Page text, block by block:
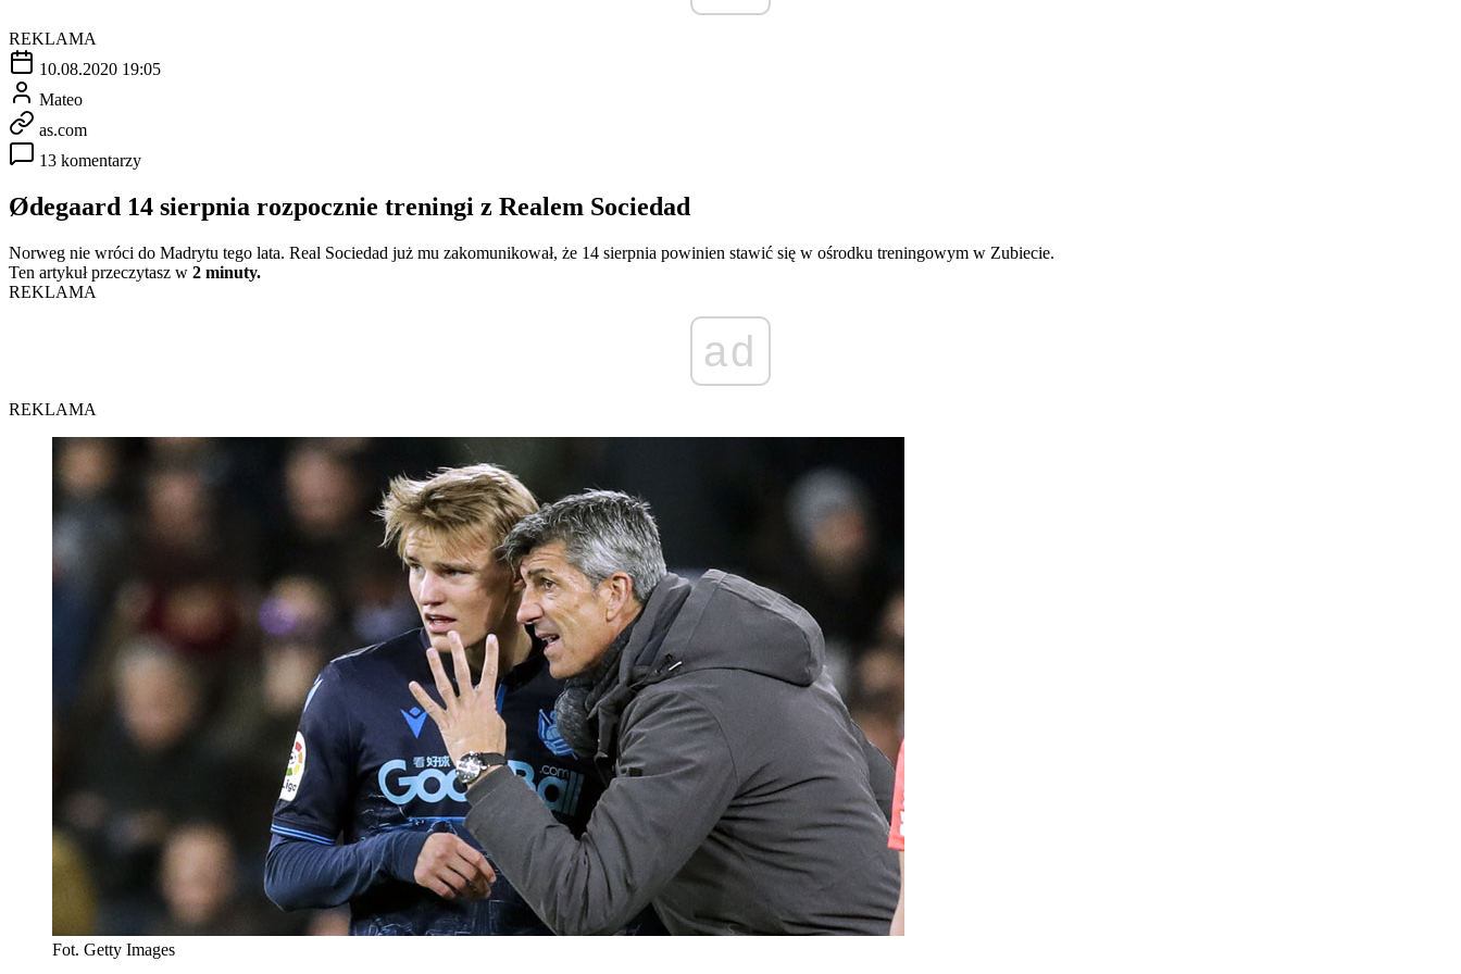
REKLAMA
10.08.2020 19:05
Mateo
as.com
13 komentarzy
Ødegaard 14 sierpnia rozpocznie treningi z Realem Sociedad
Norweg nie wróci do Madrytu tego lata. Real Sociedad już mu zakomunikował, że 14 sierpnia powinien stawić się w ośrodku treningowym w Zubiecie.
Ten artykuł przeczytasz w 2 minuty.
REKLAMA
ad
REKLAMA
Fot. Getty Images